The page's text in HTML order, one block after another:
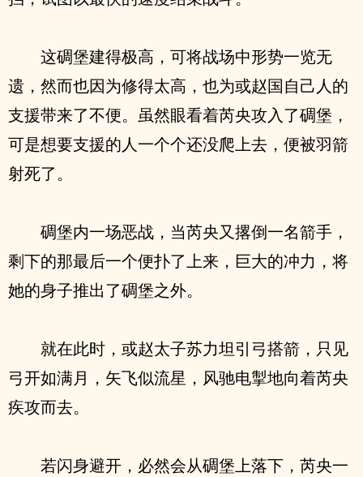
这碉堡建得极高，可将战场中形势一览无
遗，然而也因为修得太高，也为或赵国自己人的
支援带来了不便。虽然眼看着芮央攻入了碉堡，
可是想要支援的人一个个还没爬上去，便被羽箭
射死了。
碉堡内一场恶战，当芮央又撂倒一名箭手，
剩下的那最后一个便扑了上来，巨大的冲力，将
她的身子推出了碉堡之外。
就在此时，或赵太子苏力坦引弓搭箭，只见
弓开如满月，矢飞似流星，风驰电掣地向着芮央
疾攻而去。
若闪身避开，必然会从碉堡上落下，芮央一